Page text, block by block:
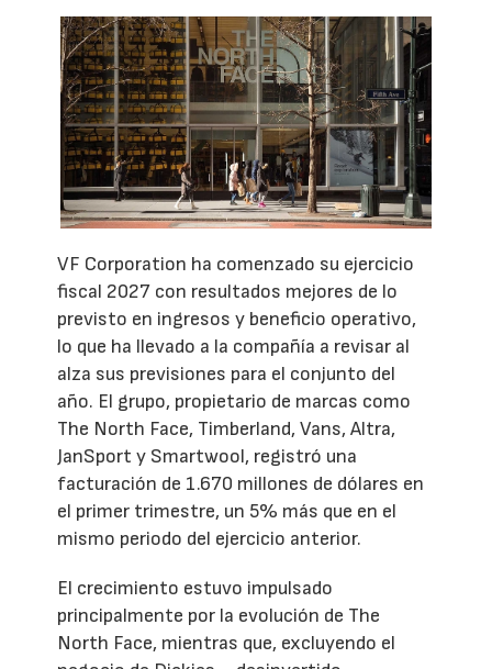
VF Corporation ha comenzado su ejercicio
fiscal 2027 con resultados mejores de lo
previsto en ingresos y beneficio operativo,
lo que ha llevado a la compañía a revisar al
alza sus previsiones para el conjunto del
año. El grupo, propietario de marcas como
The North Face, Timberland, Vans, Altra,
JanSport y Smartwool, registró una
facturación de 1.670 millones de dólares en
el primer trimestre, un 5% más que en el
mismo periodo del ejercicio anterior.
El crecimiento estuvo impulsado
principalmente por la evolución de The
North Face, mientras que, excluyendo el